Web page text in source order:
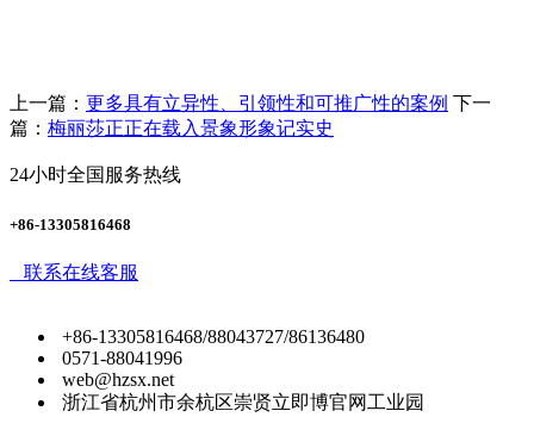
上一篇： 更多具有立异性、引领性和可推广性的案例 下一
篇： 梅丽莎正正在载入景象形象记实史
24小时全国服务热线
+86-13305816468
联系在线客服
+86-13305816468/88043727/86136480
0571-88041996
web@hzsx.net
浙江省杭州市余杭区崇贤立即博官网工业园